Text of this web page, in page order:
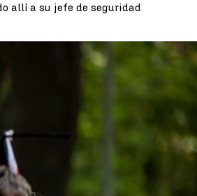
allí a su jefe de seguridad